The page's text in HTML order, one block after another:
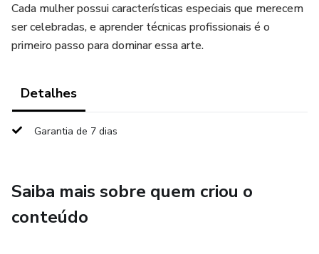
Cada mulher possui características especiais que merecem
ser celebradas, e aprender técnicas profissionais é o
primeiro passo para dominar essa arte.
Detalhes
Garantia de 7 dias
Saiba mais sobre quem criou o
conteúdo